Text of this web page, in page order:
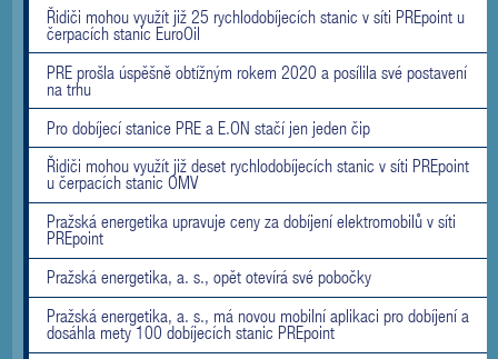
Řidiči mohou využít již 25 rychlodobíjecích stanic v síti PREpoint u
čerpacích stanic EuroOil
PRE prošla úspěšně obtížným rokem 2020 a posílila své postavení
na trhu
Pro dobíjecí stanice PRE a E.ON stačí jen jeden čip
Řidiči mohou využít již deset rychlodobíjecích stanic v síti PREpoint
u čerpacích stanic OMV
Pražská energetika upravuje ceny za dobíjení elektromobilů v síti
PREpoint
Pražská energetika, a. s., opět otevírá své pobočky
Pražská energetika, a. s., má novou mobilní aplikaci pro dobíjení a
dosáhla mety 100 dobíjecích stanic PREpoint